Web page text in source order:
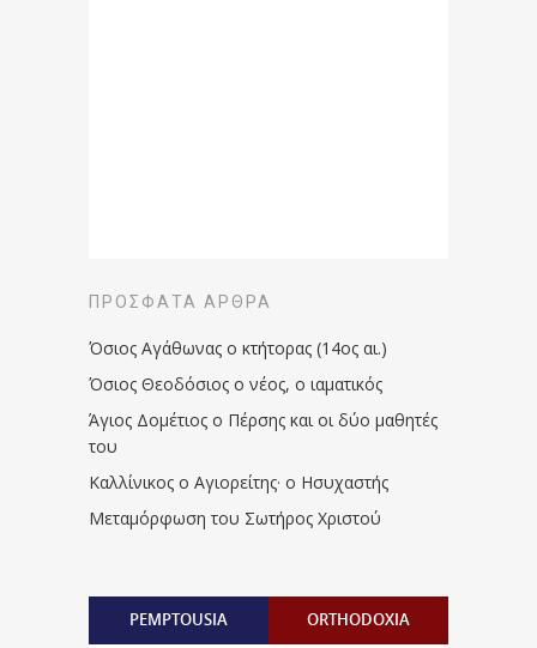
ΠΡΌΣΦΑΤΑ ΆΡΘΡΑ
Όσιος Αγάθωνας ο κτήτορας (14ος αι.)
Όσιος Θεοδόσιος ο νέος, ο ιαματικός
Άγιος Δομέτιος ο Πέρσης και οι δύο μαθητές
του
Καλλίνικος ο Αγιορείτης · ο Ησυχαστής
Μεταμόρφωση του Σωτήρος Χριστού
PEMPTOUSIA ORTHODOXIA